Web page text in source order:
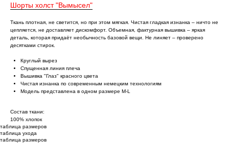
Шорты холст "Вымысел"
Ткань плотная, не светится, но при этом мягкая. Чистая гладкая изнанка ‒ ничто не
цепляется, не доставляет дискомфорт. Объемная, фактурная вышивка ‒ яркая
деталь, которая придаёт необычность базовой вещи. Не линяет ‒ проверено
десятками стирок.
Круглый вырез
Спущенная линия плеча
Вышивка "Глаз" красного цвета
Чистая изнанка по современным немецким технологиям
Модель представлена в одном размере M-L
Состав ткани:
100% хлопок
таблица размеров
таблица ухода
таблица размеров